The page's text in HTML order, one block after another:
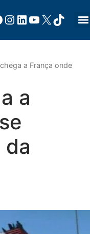
a França onde
a